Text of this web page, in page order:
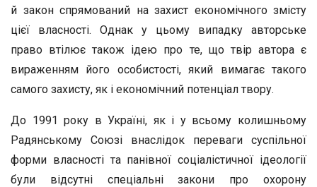
й закон спрямований на захист економічного змісту
цієї власності. Однак у цьому випадку авторське
право втілює також ідею про те, що твір автора є
вираженням його особистості, який вимагає такого
самого захисту, як і економічний потенціал твору.
До 1991 року в Україні, як і у всьому колишньому
Радянському Союзі внаслідок переваги суспільної
форми власності та панівної соціалістичної ідеології
були відсутні спеціальні закони про охорону